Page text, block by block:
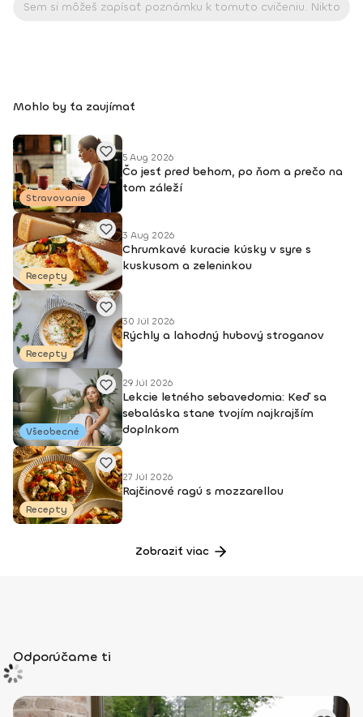
Mohlo by ťa zaujímať
Stravovanie
5 Aug 2026
Čo jesť pred behom, po ňom a prečo na
tom záleží
Recepty
3 Aug 2026
Chrumkavé kuracie kúsky v syre s
kuskusom a zeleninkou
Recepty
30 Júl 2026
Rýchly a lahodný hubový stroganov
Všeobecné
29 Júl 2026
Lekcie letného sebavedomia: Keď sa
sebaláska stane tvojím najkrajším
doplnkom
Recepty
27 Júl 2026
Rajčinové ragú s mozzarellou
Zobraziť viac
Odporúčame ti